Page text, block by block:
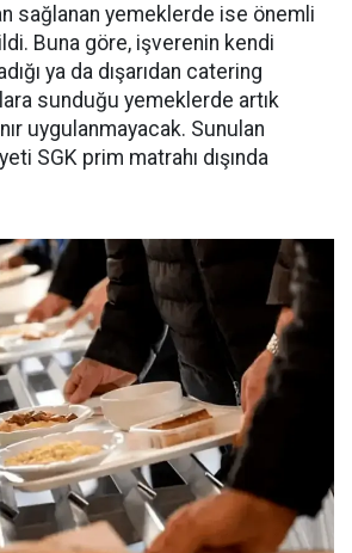
sağlanan yemeklerde ise önemli
Buna göre, işverenin kendi
ya da dışarıdan catering
sunduğu yemeklerde artık
uygulanmayacak. Sunulan
SGK prim matrahı dışında